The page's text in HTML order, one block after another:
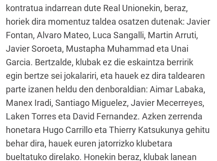
kontratua indarrean dute Real Unionekin, beraz,
horiek dira momentuz taldea osatzen dutenak: Javier
Fontan, Alvaro Mateo, Luca Sangalli, Martin Arruti,
Javier Soroeta, Mustapha Muhammad eta Unai
Garcia. Bertzalde, klubak ez die eskaintza berririk
egin bertze sei jokalariri, eta hauek ez dira taldearen
parte izanen heldu den denboraldian: Aimar Labaka,
Manex Iradi, Santiago Miguelez, Javier Mecerreyes,
Laken Torres eta David Fernandez. Azken zerrenda
honetara Hugo Carrillo eta Thierry Katsukunya gehitu
behar dira, hauek euren jatorrizko klubetara
bueltatuko direlako. Honekin beraz, klubak lanean